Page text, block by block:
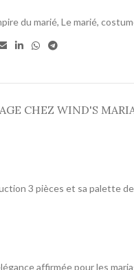
du marié, Le marié,
CHEZ WIND'S
3 pièces et sa palette
affirmée pour les